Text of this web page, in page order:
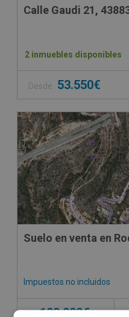
Calle Gaudi 21,
2 inmuebles disponibles
Desde 53.550€
CONDICIONES
Suelo en venta en
Impuestos no incluidos
100.000€